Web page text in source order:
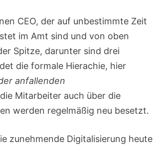
CEO, der auf unbestimmte Zeit
im Amt sind und von oben
Spitze, darunter sind drei
die formale Hierachie, hier
anfallenden
Mitarbeiter auch über die
werden regelmäßig neu besetzt.
zunehmende Digitalisierung heute